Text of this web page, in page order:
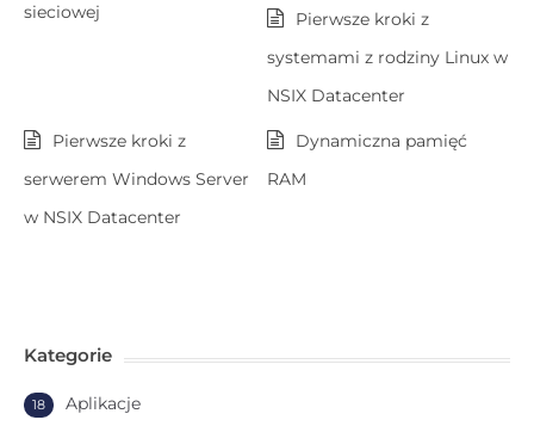
sieciowej
Pierwsze kroki z
systemami z rodziny Linux w
NSIX Datacenter
Pierwsze kroki z
serwerem Windows Server
w NSIX Datacenter
Dynamiczna pamięć
RAM
Kategorie
Aplikacje
18